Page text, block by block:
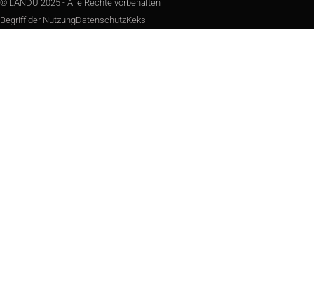
© LANDU 2025 - Alle Rechte vorbehalten
Begriff der NutzungDatenschutzKeks